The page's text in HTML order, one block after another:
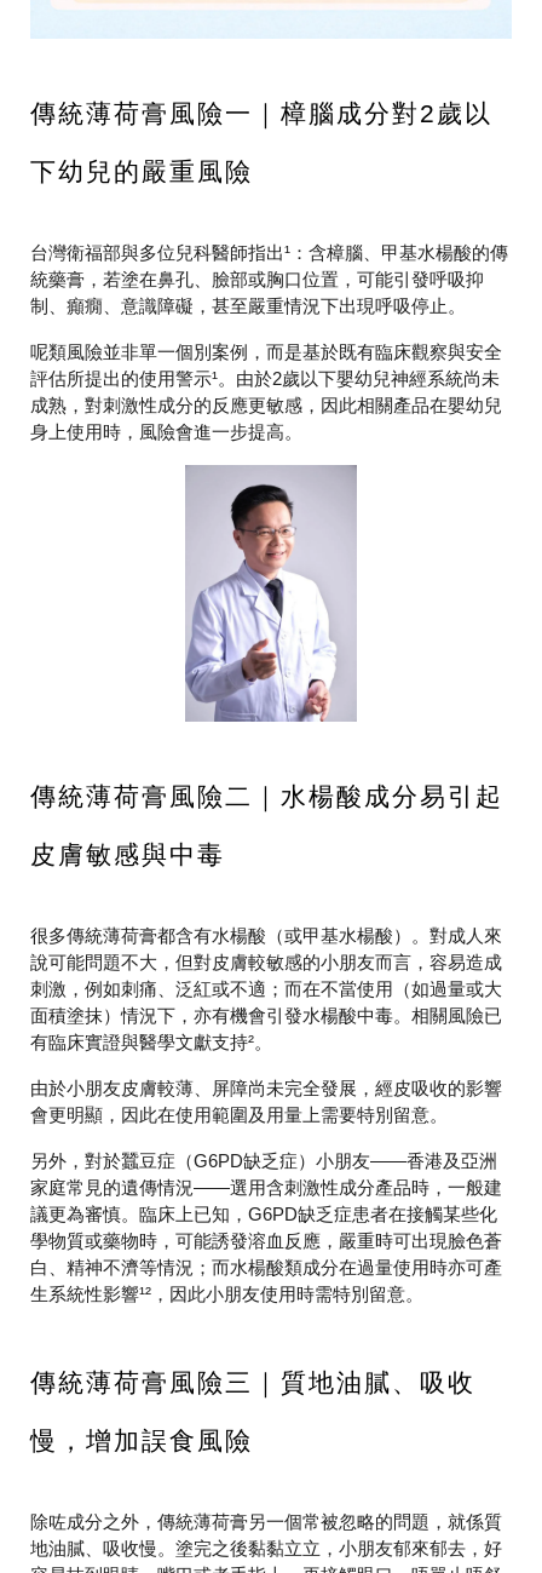
傳統薄荷膏風險一｜樟腦成分對2歲以
下幼兒的嚴重風險
台灣衛福部與多位兒科醫師指出¹：含樟腦、甲基水楊酸的傳
統藥膏，若塗在鼻孔、臉部或胸口位置，可能引發呼吸抑
制、癲癇、意識障礙，甚至嚴重情況下出現呼吸停止。
呢類風險並非單一個別案例，而是基於既有臨床觀察與安全
評估所提出的使用警示¹。由於2歲以下嬰幼兒神經系統尚未
成熟，對刺激性成分的反應更敏感，因此相關產品在嬰幼兒
身上使用時，風險會進一步提高。
傳統薄荷膏風險二｜水楊酸成分易引起
皮膚敏感與中毒
很多傳統薄荷膏都含有水楊酸（或甲基水楊酸）。對成人來
說可能問題不大，但對皮膚較敏感的小朋友而言，容易造成
刺激，例如刺痛、泛紅或不適；而在不當使用（如過量或大
面積塗抹）情況下，亦有機會引發水楊酸中毒。相關風險已
有臨床實證與醫學文獻支持²。
由於小朋友皮膚較薄、屏障尚未完全發展，經皮吸收的影響
會更明顯，因此在使用範圍及用量上需要特別留意。
另外，對於蠶豆症（G6PD缺乏症）小朋友——香港及亞洲
家庭常見的遺傳情況——選用含刺激性成分產品時，一般建
議更為審慎。臨床上已知，G6PD缺乏症患者在接觸某些化
學物質或藥物時，可能誘發溶血反應，嚴重時可出現臉色蒼
白、精神不濟等情況；而水楊酸類成分在過量使用時亦可產
生系統性影響¹²，因此小朋友使用時需特別留意。
傳統薄荷膏風險三｜質地油膩、吸收
慢，增加誤食風險
除咗成分之外，傳統薄荷膏另一個常被忽略的問題，就係質
地油膩、吸收慢。塗完之後黏黏立立，小朋友郁來郁去，好